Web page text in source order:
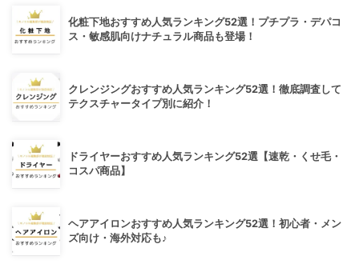
化粧下地おすすめ人気ランキング52選！プチプラ・デパコ
ス・敏感肌向けナチュラル商品も登場！
クレンジングおすすめ人気ランキング52選！徹底調査して
テクスチャータイプ別に紹介！
ドライヤーおすすめ人気ランキング52選【速乾・くせ毛・
コスパ商品】
ヘアアイロンおすすめ人気ランキング52選！初心者・メン
ズ向け・海外対応も♪